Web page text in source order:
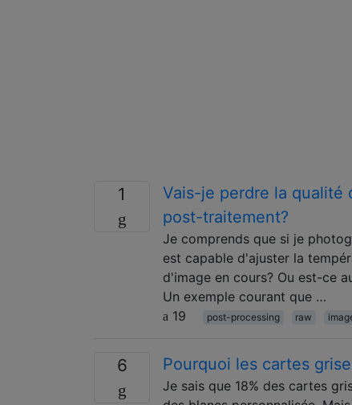
1
Vais-je perdre la qualité
post-traitement?
Je comprends que si je
est capable d'ajuster la
d'image en cours? Ou est-ce
Un exemple courant que …
19
post-processing raw
6 Pourquoi les cartes
Je sais que 18% des cartes